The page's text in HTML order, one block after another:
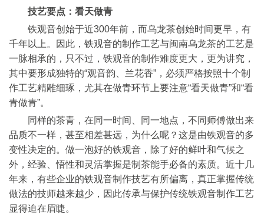
技艺要点：看天做青
铁观音创始于近300年前，而乌龙茶创始时间更早，有
千年以上。因此，铁观音的制作工艺与闽南乌龙茶的工艺是
一脉相承的，只不过，铁观音的制作难度更大，更为讲究，
其中要形成独特的“观音韵、兰花香”，必须严格按照十个制
作工艺精雕细琢，尤其在做青环节上要注意“看天做青”和“看
青做青”。
同样的茶青，在同一时间、同一地点，不同师傅做出来
品质不一样，甚至相差甚远，为什么呢？这是由铁观音的多
变性决定的。做一泡好的铁观音，除了好的鲜叶和气候之
外，经验、悟性和灵活掌握是制茶能手必备的素质。近十几
年来，有些企业的铁观音制作技艺有所偏离，真正掌握传统
做法的技师越来越少，因此传承与保护传统铁观音制作工艺
显得迫在眉睫。